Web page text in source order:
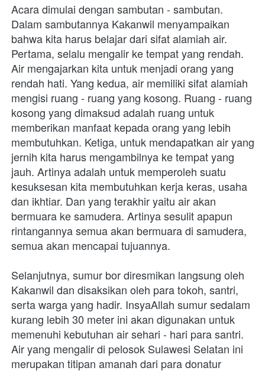
Acara dimulai dengan sambutan - sambutan.
Dalam sambutannya Kakanwil menyampaikan
bahwa kita harus belajar dari sifat alamiah air.
Pertama, selalu mengalir ke tempat yang rendah.
Air mengajarkan kita untuk menjadi orang yang
rendah hati. Yang kedua, air memiliki sifat alamiah
mengisi ruang - ruang yang kosong. Ruang - ruang
kosong yang dimaksud adalah ruang untuk
memberikan manfaat kepada orang yang lebih
membutuhkan. Ketiga, untuk mendapatkan air yang
jernih kita harus mengambilnya ke tempat yang
jauh. Artinya adalah untuk memperoleh suatu
kesuksesan kita membutuhkan kerja keras, usaha
dan ikhtiar. Dan yang terakhir yaitu air akan
bermuara ke samudera. Artinya sesulit apapun
rintangannya semua akan bermuara di samudera,
semua akan mencapai tujuannya.
Selanjutnya, sumur bor diresmikan langsung oleh
Kakanwil dan disaksikan oleh para tokoh, santri,
serta warga yang hadir. InsyaAllah sumur sedalam
kurang lebih 30 meter ini akan digunakan untuk
memenuhi kebutuhan air sehari - hari para santri.
Air yang mengalir di pelosok Sulawesi Selatan ini
merupakan titipan amanah dari para donatur